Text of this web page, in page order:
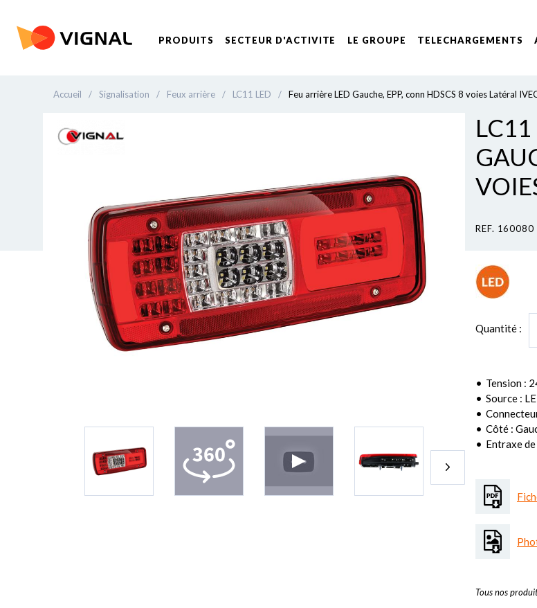
PRODUITS SECTEUR D'ACTIVITE LE GROUPE TELECHARGEMENTS
Accueil / Signalisation / Feux arrière / LC11 LED / Feu arrière LED Gauche, EPP, conn HDSCS 8 voies Latéral
LC11
REF. 160080
Quantité :
Tension :
Source :
Côté :
Entraxe
Tous nos